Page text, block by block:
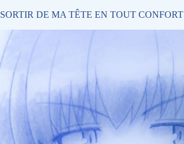
SORTIR DE MA TÊTE EN TOUT CONFORT